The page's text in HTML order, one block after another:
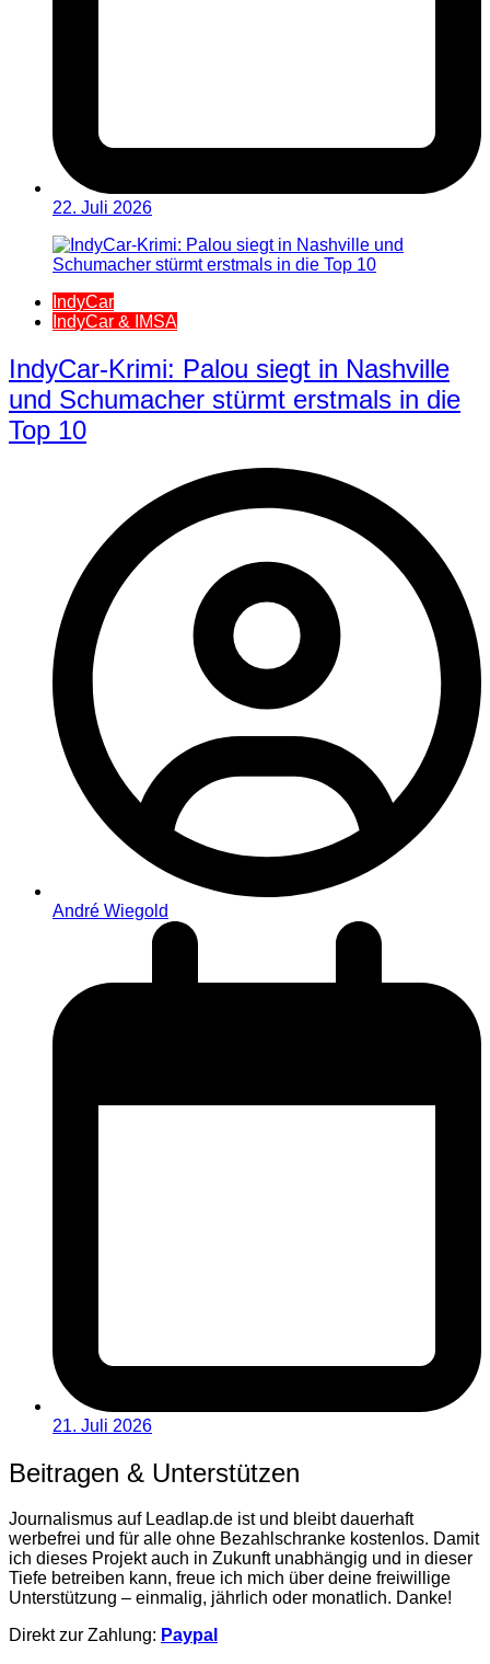
22. Juli 2026
IndyCar
IndyCar & IMSA
IndyCar-Krimi: Palou siegt in Nashville
und Schumacher stürmt erstmals in die
Top 10
André Wiegold
21. Juli 2026
Beitragen & Unterstützen
Journalismus auf Leadlap.de ist und bleibt dauerhaft
werbefrei und für alle ohne Bezahlschranke kostenlos. Damit
ich dieses Projekt auch in Zukunft unabhängig und in dieser
Tiefe betreiben kann, freue ich mich über deine freiwillige
Unterstützung – einmalig, jährlich oder monatlich. Danke!
Direkt zur Zahlung: Paypal